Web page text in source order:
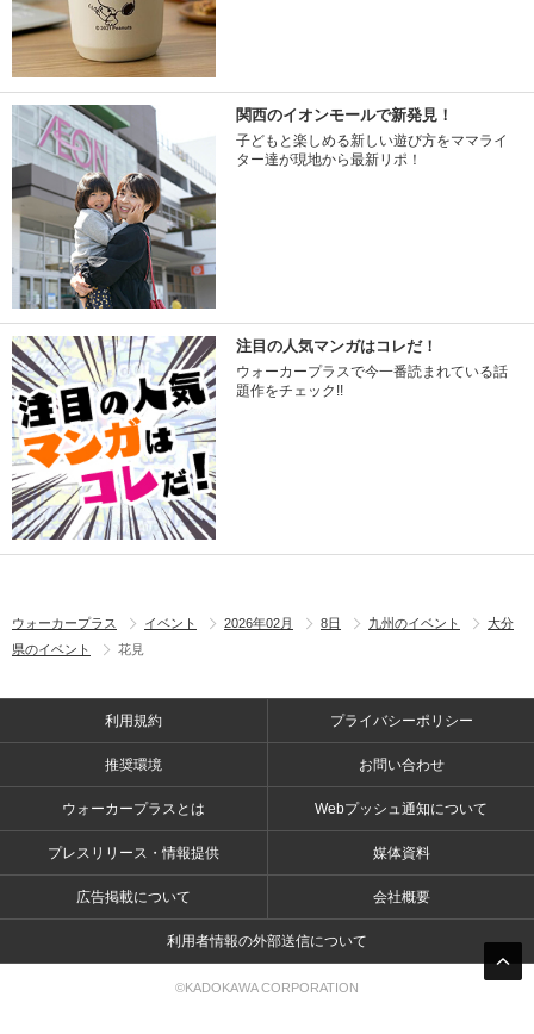
関西のイオンモールで新発見！
子どもと楽しめる新しい遊び方をママライ
ター達が現地から最新リポ！
注目の人気マンガはコレだ！
ウォーカープラスで今一番読まれている話
題作をチェック!!
ウォーカープラス イベント 2026年02月 8日 九州のイベント
大分
県のイベント
花見
利用規約 プライバシーポリシー
推奨環境 お問い合わせ
ウォーカープラスとは Webプッシュ通知について
プレスリリース・情報提供 媒体資料
広告掲載について 会社概要
利用者情報の外部送信について
©KADOKAWA CORPORATION